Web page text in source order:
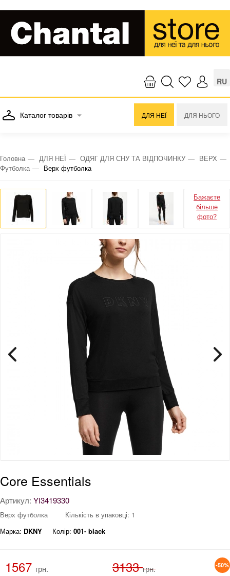
RU
Каталог товарів ДЛЯ НЕЇ ДЛЯ НЬОГО
Головна ДЛЯ НЕЇ ОДЯГ ДЛЯ СНУ ТА ВІДПОЧИНКУ
ВЕРХ
Футболка
Верх футболка
Бажаєте
більше
фото?
Core Essentials
Артикул: YI3419330
Верх футболка
Кількість в упаковці: 1
Марка: DKNY Колір: 001- black
1567 грн. 3133 грн. -50%